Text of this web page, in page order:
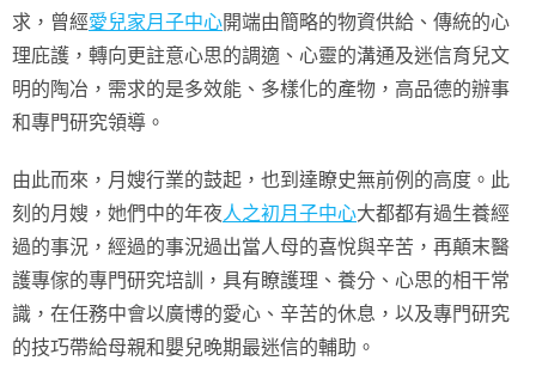
求，曾經愛兒家月子中心開端由簡略的物資供給、傳統的心
理庇護，轉向更註意心思的調適、心靈的溝通及迷信育兒文
明的陶冶，需求的是多效能、多樣化的產物，高品德的辦事
和專門研究領導。
由此而來，月嫂行業的鼓起，也到達瞭史無前例的高度。此
刻的月嫂，她們中的年夜人之初月子中心大都都有過生養經
過的事況，經過的事況過出當人母的喜悅與辛苦，再顛末醫
護專傢的專門研究培訓，具有瞭護理、養分、心思的相干常
識，在任務中會以廣博的愛心、辛苦的休息，以及專門研究
的技巧帶給母親和嬰兒晚期最迷信的輔助。